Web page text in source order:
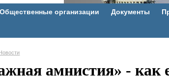
Общественные организации Документы
амнистия» - как